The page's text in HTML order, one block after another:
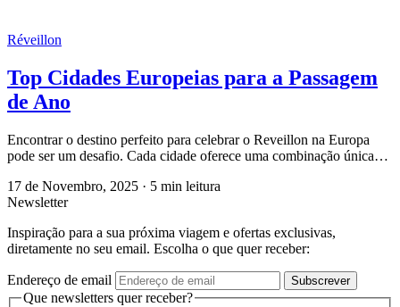
Réveillon
Top Cidades Europeias para a Passagem
de Ano
Encontrar o destino perfeito para celebrar o Reveillon na Europa
pode ser um desafio. Cada cidade oferece uma combinação única…
17 de Novembro, 2025 · 5 min leitura
Newsletter
Inspiração para a sua próxima viagem e ofertas exclusivas,
diretamente no seu email. Escolha o que quer receber:
Endereço de email Subscrever
Que newsletters quer receber?